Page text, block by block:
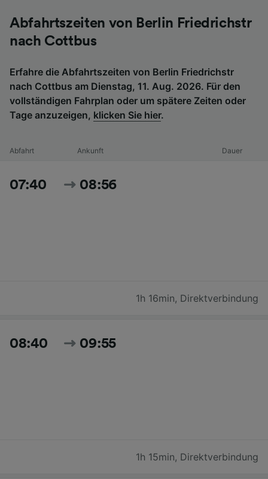
Abfahrtszeiten von Berlin Friedrichstr
nach Cottbus
Erfahre die Abfahrtszeiten von Berlin Friedrichstr
nach Cottbus am Dienstag, 11. Aug. 2026. Für den
vollständigen Fahrplan oder um spätere Zeiten oder
Tage anzuzeigen, klicken Sie hier.
Abfahrt Ankunft Dauer
07:40 08:56
1h 16min, Direktverbindung
08:40 09:55
1h 15min, Direktverbindung